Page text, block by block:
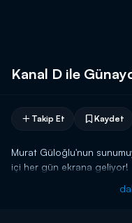
Kanal D ile
Takip Et Kaydet
Murat Güloğlu'nun
içi her gün ekrana geliyor!